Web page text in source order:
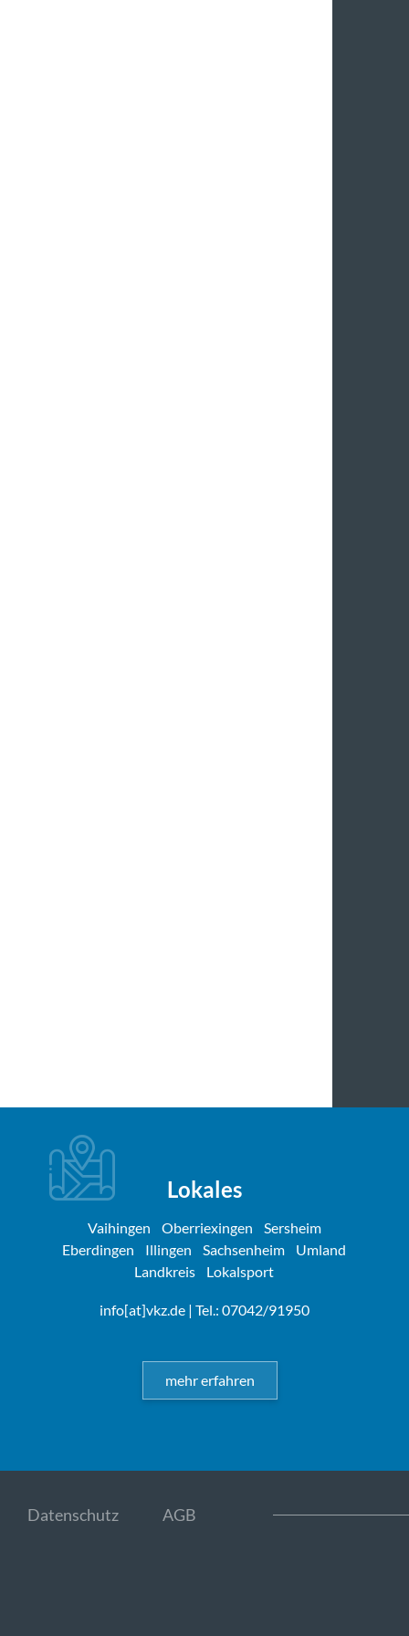
Lokales
Vaihingen Oberriexingen
Sersheim
Eberdingen
Illingen Sachsenheim
Umland
Landkreis
Lokalsport
info[at]vkz.de| Tel.: 07042/91950
mehr erfahren
Datenschutz AGB